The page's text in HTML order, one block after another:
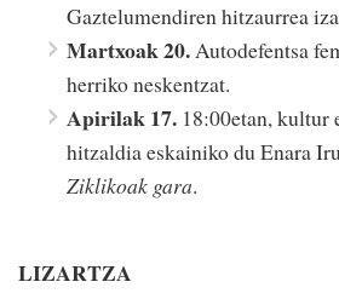
Gaztelumendiren hitzaurrea
Martxoak 20.Autodefentsa
herriko neskentzat.
Apirilak 17. 18:00etan, kultur
hitzaldia eskainiko du Enara
Ziklikoak gara.
LIZARTZA